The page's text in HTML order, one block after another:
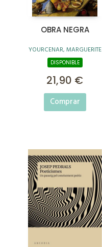
OBRA NEGRA
YOURCENAR, MARGUERITE
DISPONIBLE
21,90 €
Comprar